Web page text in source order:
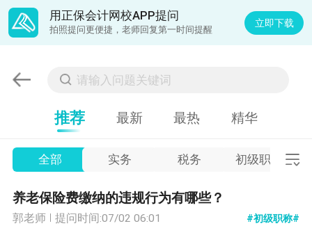
用正保会计网校APP提问
拍照提问更便捷，老师回复第一时间提醒
立即下载
推荐 最新 最热 精华
全部 实务 税务 初级职称
养老保险费缴纳的违规行为有哪些？
郭老师 提问时间:07/02 06:01 #初级职称#